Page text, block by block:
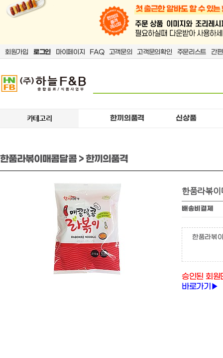
회원가입 로그인 마이페이지 FAQ 고객문의 고객문의확인 주문리스트 간
카테고리 한끼의품격 신상품
한품라볶이매콤달콤 > 한끼의품격
한품라볶
배송비결제
한품라볶
승인된 회원
바로가기▶